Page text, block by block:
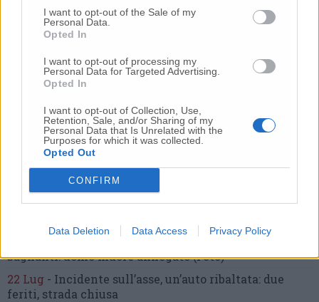
I want to opt-out of the Sale of my
Personal Data.
Opted In
I want to opt-out of processing my
Personal Data for Targeted Advertising.
Opted In
I want to opt-out of Collection, Use,
Retention, Sale, and/or Sharing of my
Personal Data that Is Unrelated with the
Purposes for which it was collected.
Opted Out
CONFIRM
Data Deletion Data Access Privacy Policy
-Cordoglio a Fabriano per la scomparsa
dell’architetto Bruno Rossi
Khemaies:dalla condanna per spaccio
alla fuga dai
domiciliari
-
Dà in escandescenze in spiaggia al Passetto.
Arrivano polizia ed Esercito
-Frontale tra due auto,6 ragazzi in ospedale
21 Lug-Bomba d’acqua e grandine:strade come fiumi,
auto bloccate.Il bilancio complessivo
27 Lug-Addio a Giorgio Pavani,per tutti “Bunny”,
Choc in spiaggia,
tragedia davanti ai
bagnanti:uomo muore annegato(Foto)
22 Lug - Incidente sull’asse, un’auto ribaltata: due
feriti, strada chiusa